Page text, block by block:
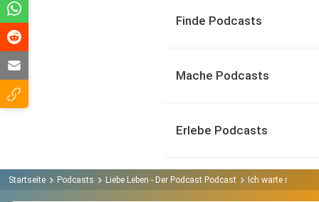
Finde Podcasts
Mache Podcasts
Erlebe Podcasts
Startseite Podcasts Liebe Leben - Der Podcast Podcast Ich warte noch